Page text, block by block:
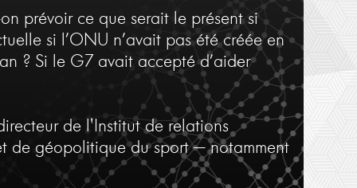
prévoir ce que serait le présent si
si l’ONU n’avait pas été créée en
? Si le G7 avait accepté d’aider
de l'Institut de relations
de géopolitique du sport — notamment